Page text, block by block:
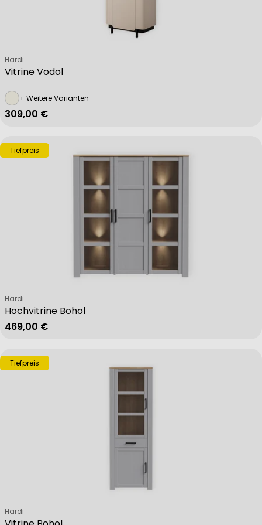
Performance
Vitrine Vodol
Verkäufer:
Hardi
+ Weitere Varianten
Regulärer Preis
309,00 €
Tiefpreis
Hochvitrine Bohol
Verkäufer:
Hardi
Regulärer Preis
469,00 €
Tiefpreis
Verkäufer:
Hardi